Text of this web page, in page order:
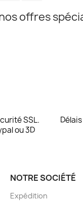
offres
SSL.
ou 3D
NOTRE SOCIÉTÉ
Expédition